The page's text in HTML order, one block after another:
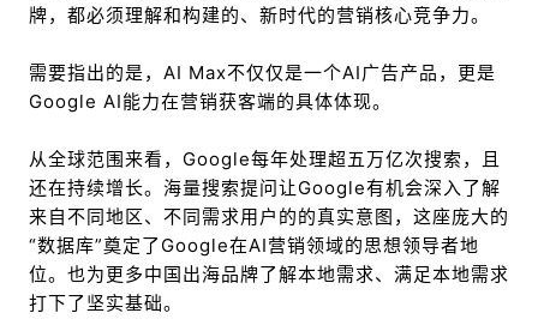
牌，都必须理解和构建的、新时代的营销核心竞争力。
需要指出的是，AI Max不仅仅是一个AI广告产品，更是
Google AI能力在营销获客端的具体体现。
从全球范围来看，Google每年处理超五万亿次搜索，且
还在持续增长。海量搜索提问让Google有机会深入了解
来自不同地区、不同需求用户的的真实意图，这座庞大的
“数据库”奠定了Google在AI营销领域的思想领导者地
位。也为更多中国出海品牌了解本地需求、满足本地需求
打下了坚实基础。